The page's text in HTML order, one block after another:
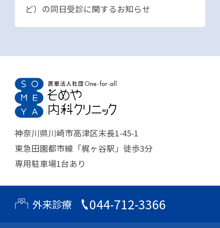
ど）の同日受診に関するお知らせ
神奈川県川崎市高津区末長1-45-1
東急田園都市線「梶ヶ谷駅」徒歩3分
専用駐車場1台あり
外来診療 044-712-3366